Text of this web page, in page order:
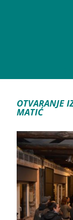
OTVARANJE
MATIĆ